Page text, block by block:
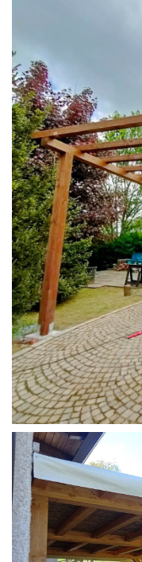
STRUTTURA CAMPER